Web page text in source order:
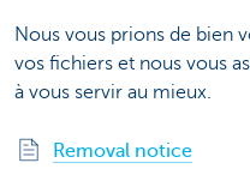
Nous vous prions de bien
vos fichiers et nous vous
à vous servir au mieux.
Removal notice